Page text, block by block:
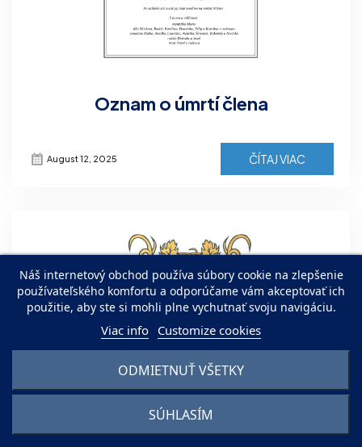
Oznam o úmrtí člena
August 12, 2025 ČÍTAJ VIAC
Náš internetový obchod používa súbory cookie na zlepšenie
používateľského komfortu a odporúčame vám akceptovať ich
použitie, aby ste si mohli plne vychutnať svoju navigáciu.
Viac info Customize cookies
ODMIETNUŤ VŠETKY
SÚHLASÍM